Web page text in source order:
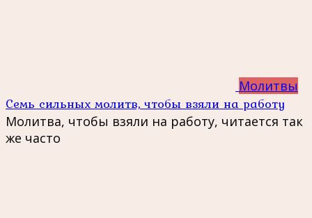
Молитвы
Семь сильных молитв, чтобы взяли на работу
Молитва, чтобы взяли на работу, читается так
же часто